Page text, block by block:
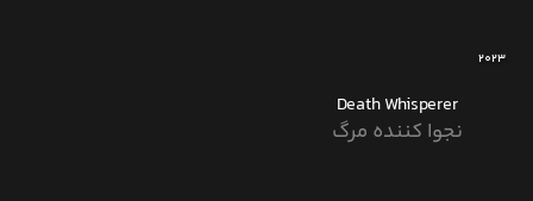
2023
Death Whisperer
نجوا کننده مرگ